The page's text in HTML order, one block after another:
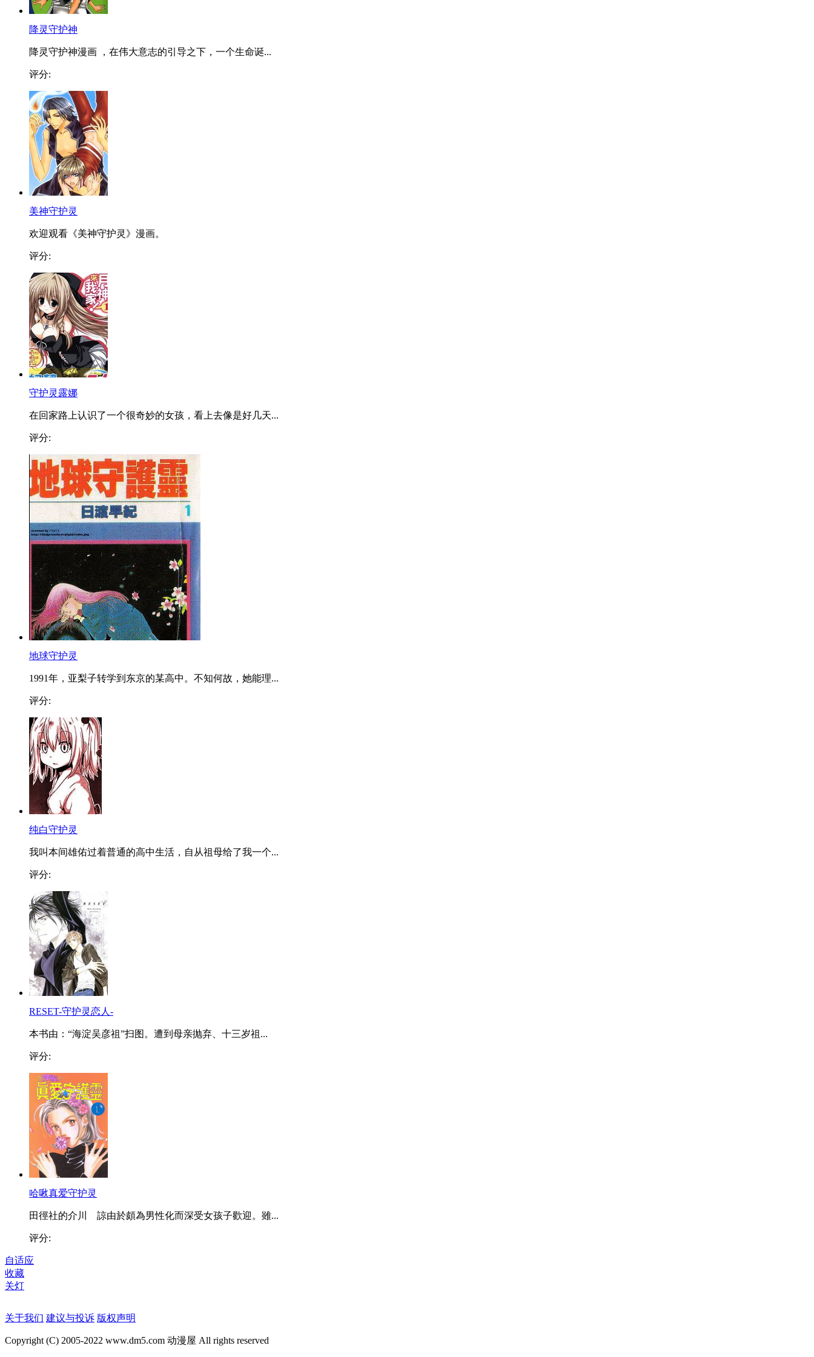
降灵守护神
降灵守护神漫画 ，在伟大意志的引导之下，一个生命诞...
评分:
美神守护灵
欢迎观看《美神守护灵》漫画。
评分:
守护灵露娜
在回家路上认识了一个很奇妙的女孩，看上去像是好几天...
评分:
地球守护灵
1991年，亚梨子转学到东京的某高中。不知何故，她能理...
评分:
纯白守护灵
我叫本间雄佑过着普通的高中生活，自从祖母给了我一个...
评分:
RESET-守护灵恋人-
本书由：“海淀吴彦祖”扫图。遭到母亲抛弃、十三岁祖...
评分:
哈啾真爱守护灵
田徑社的介川 諒由於頗為男性化而深受女孩子歡迎。雖...
评分:
自适应
收藏
关灯
关于我们 建议与投诉 版权声明
Copyright (C) 2005-2022 www.dm5.com 动漫屋 All rights reserved